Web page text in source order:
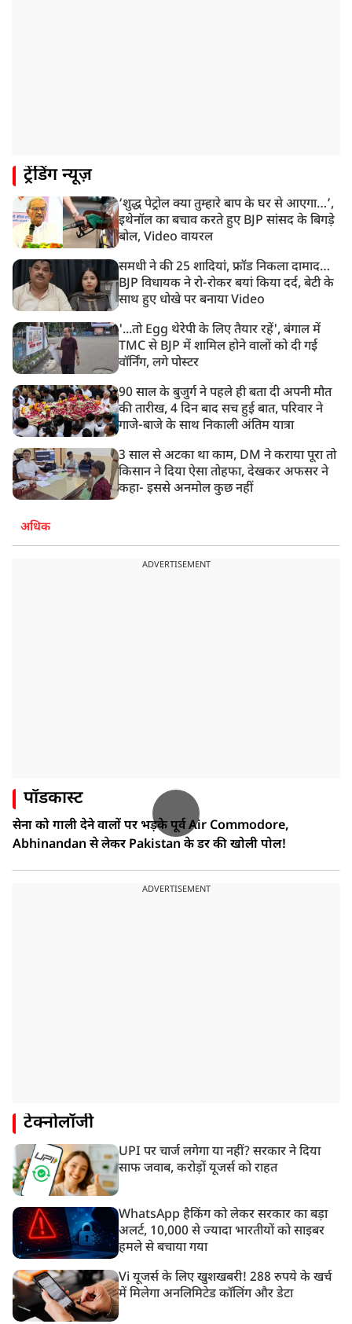
झारखंड विधानसभा के करीब पहुंचे छात्र प्रदर्शनकारी, तार वाले
11:24 AM
दिल्ली में AAP विधायक अजय दत्त के दक्षिणपुरी स्थित दफ़्तर के
बाहर BJP का प्रदर्शन
ट्रेंडिंग न्यूज़
‘शुद्ध पेट्रोल क्या तुम्हारे बाप के घर से आएगा…’,
इथेनॉल का बचाव करते हुए BJP सांसद के बिगड़े
बोल, Video वायरल
समधी ने की 25 शादियां, फ्रॉड निकला दामाद…
BJP विधायक ने रो-रोकर बयां किया दर्द, बेटी के
साथ हुए धोखे पर बनाया Video
'...तो Egg थेरेपी के लिए तैयार रहें', बंगाल में
TMC से BJP में शामिल होने वालों को दी गई
वॉर्निंग, लगे पोस्टर
90 साल के बुजुर्ग ने पहले ही बता दी अपनी मौत
की तारीख, 4 दिन बाद सच हुई बात, परिवार ने
गाजे-बाजे के साथ निकाली अंतिम यात्रा
3 साल से अटका था काम, DM ने कराया पूरा तो
किसान ने दिया ऐसा तोहफा, देखकर अफसर ने
कहा- इससे अनमोल कुछ नहीं
अधिक
ADVERTISEMENT
पॉडकास्ट
सेना को गाली देने वालों पर भड़के पूर्व Air Commodore,
Abhinandan से लेकर Pakistan के डर की खोली पोल!
ADVERTISEMENT
टेक्नोलॉजी
UPI पर चार्ज लगेगा या नहीं? सरकार ने दिया
साफ जवाब, करोड़ों यूजर्स को राहत
WhatsApp हैकिंग को लेकर सरकार का बड़ा
अलर्ट, 10,000 से ज्यादा भारतीयों को साइबर
हमले से बचाया गया
Vi यूजर्स के लिए खुशखबरी! 288 रुपये के खर्च
में मिलेगा अनलिमिटेड कॉलिंग और डेटा